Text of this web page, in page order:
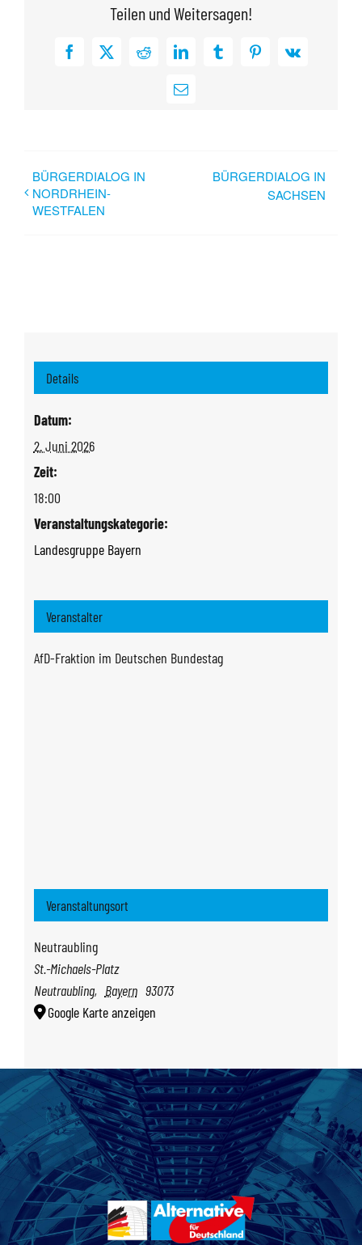
Teilen und Weitersagen!
Facebook
X RedditLinkedInTumblrPinterest
Vk
E-
BÜRGERDIALOG IN
NORDRHEIN-
WESTFALEN
BÜRGERDIALOG IN
SACHSEN
Details
Datum:
2. Juni 2026
Zeit:
18:00
Veranstaltungskategorie:
Landesgruppe Bayern
Veranstalter
AfD-Fraktion im Deutschen Bundestag
Veranstaltungsort
Neutraubling
St.-Michaels-Platz
Neutraubling, Bayern 93073
Google Karte anzeigen